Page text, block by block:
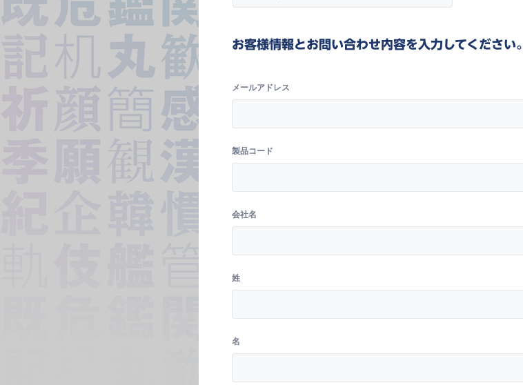
お客様情報とお問い合わせ内容を入力してください。
メールアドレス
製品コード
会社名
姓
名